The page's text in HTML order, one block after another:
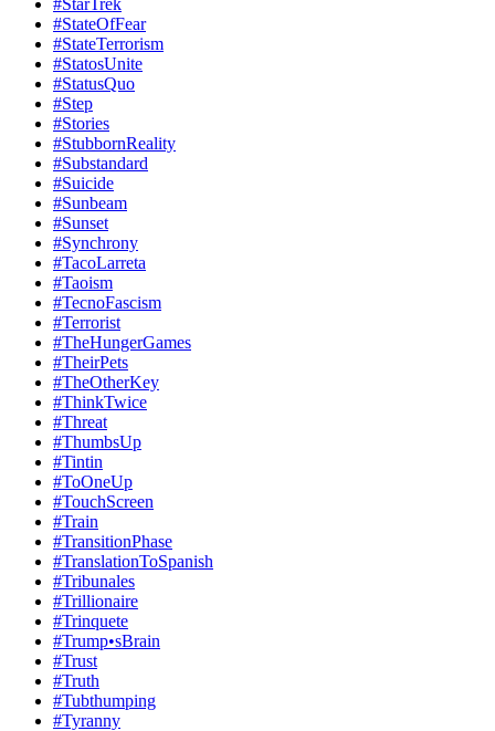
#StarTrek
#StateOfFear
#StateTerrorism
#StatosUnite
#StatusQuo
#Step
#Stories
#StubbornReality
#Substandard
#Suicide
#Sunbeam
#Sunset
#Synchrony
#TacoLarreta
#Taoism
#TecnoFascism
#Terrorist
#TheHungerGames
#TheirPets
#TheOtherKey
#ThinkTwice
#Threat
#ThumbsUp
#Tintin
#ToOneUp
#TouchScreen
#Train
#TransitionPhase
#TranslationToSpanish
#Tribunales
#Trillionaire
#Trinquete
#Trump•sBrain
#Trust
#Truth
#Tubthumping
#Tyranny